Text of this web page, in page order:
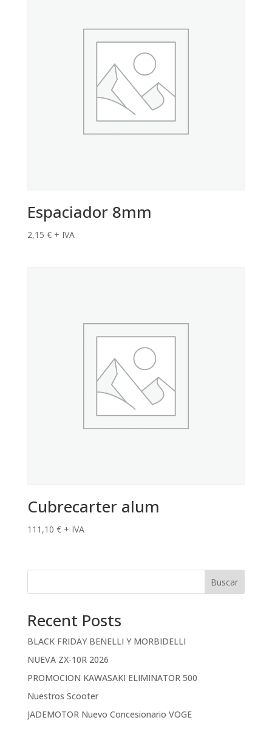
Espaciador 8mm
2,15 € + IVA
Cubrecarter alum
111,10 € + IVA
Buscar
Recent Posts
BLACK FRIDAY BENELLI Y MORBIDELLI
NUEVA ZX-10R 2026
PROMOCION KAWASAKI ELIMINATOR 500
Nuestros Scooter
JADEMOTOR Nuevo Concesionario VOGE